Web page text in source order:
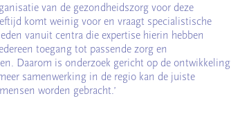
van de gezondheidszorg voor deze
komt weinig voor en vraagt specialistische
vanuit centra die expertise hierin hebben
toegang tot passende zorg en
Daarom is onderzoek gericht op de ontwikkeling
samenwerking in de regio kan de juiste
worden gebracht.’